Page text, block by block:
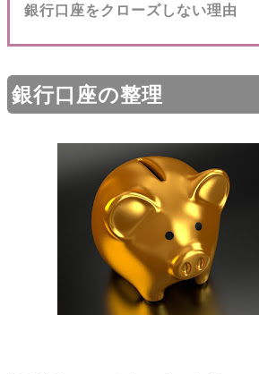
銀行口座をクローズしない理由
銀行口座の整理